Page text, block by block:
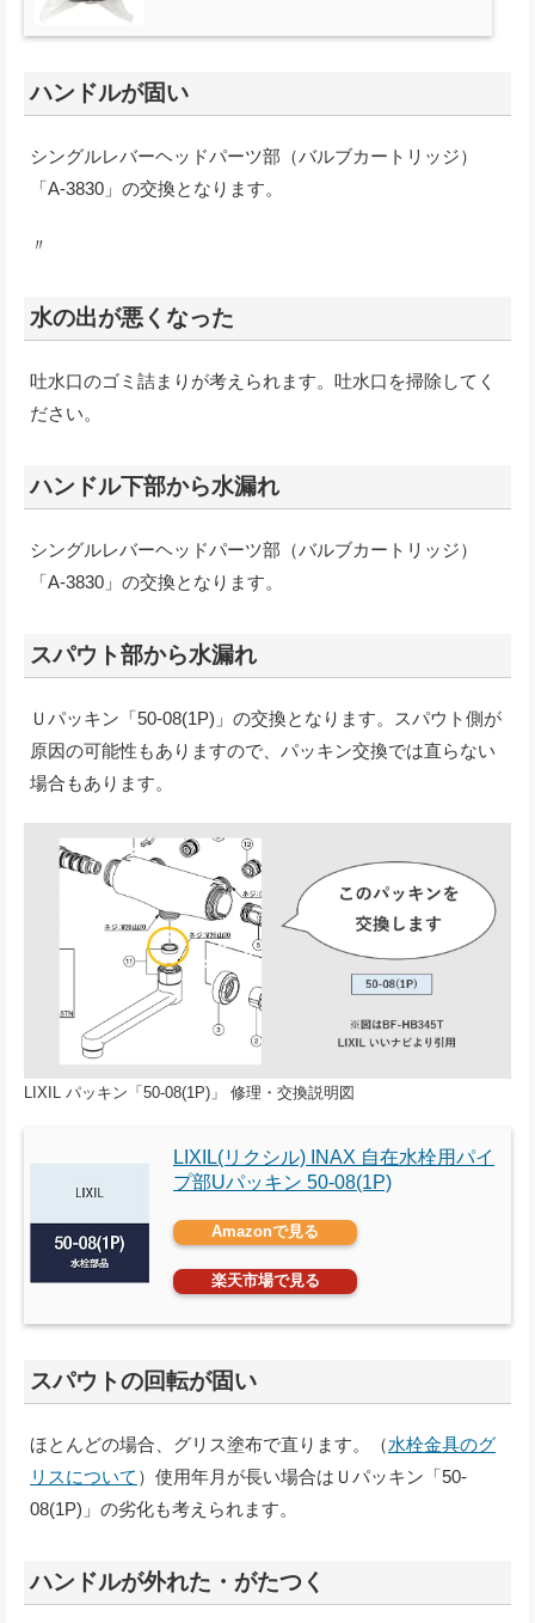
ハンドルが固い
シングルレバーヘッドパーツ部（バルブカートリッジ）
「A-3830」の交換となります。
〃
水の出が悪くなった
吐水口のゴミ詰まりが考えられます。吐水口を掃除してく
ださい。
ハンドル下部から水漏れ
シングルレバーヘッドパーツ部（バルブカートリッジ）
「A-3830」の交換となります。
スパウト部から水漏れ
Ｕパッキン「50-08(1P)」の交換となります。スパウト側が
原因の可能性もありますので、パッキン交換では直らない
場合もあります。
LIXIL パッキン「50-08(1P)」 修理・交換説明図
LIXIL(リクシル) INAX 自在水栓用パイ
プ部Uパッキン 50-08(1P)
Amazonで見る
楽天市場で見る
スパウトの回転が固い
ほとんどの場合、グリス塗布で直ります。（水栓金具のグ
リスについて ）使用年月が長い場合はＵパッキン「50-
08(1P)」の劣化も考えられます。
ハンドルが外れた・がたつく